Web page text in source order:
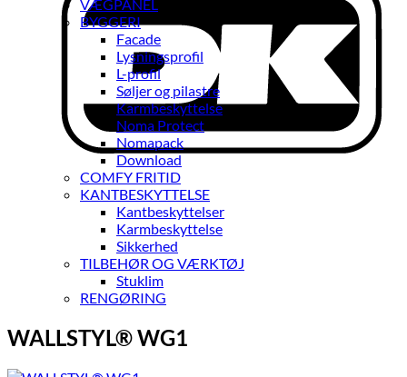
VÆGPANEL
BYGGERI
Facade
Lysningsprofil
L-profil
Søljer og pilastre
Karmbeskyttelse
Noma Protect
Nomapack
Download
COMFY FRITID
KANTBESKYTTELSE
Kantbeskyttelser
Karmbeskyttelse
Sikkerhed
TILBEHØR OG VÆRKTØJ
Stuklim
RENGØRING
WALLSTYL® WG1